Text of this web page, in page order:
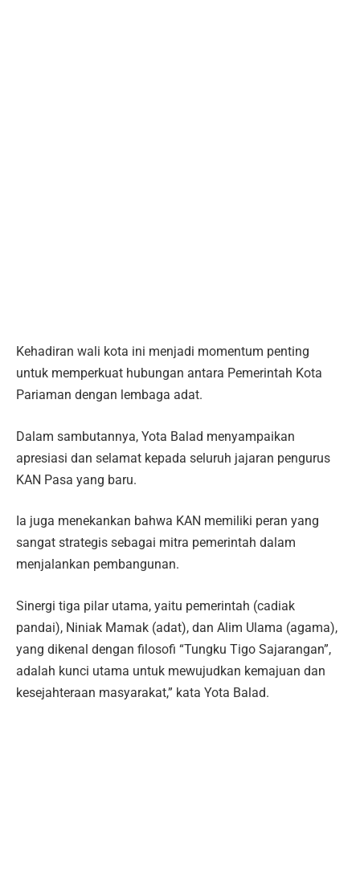
Kehadiran wali kota ini menjadi momentum penting
untuk memperkuat hubungan antara Pemerintah Kota
Pariaman dengan lembaga adat.
Dalam sambutannya, Yota Balad menyampaikan
apresiasi dan selamat kepada seluruh jajaran pengurus
KAN Pasa yang baru.
Ia juga menekankan bahwa KAN memiliki peran yang
sangat strategis sebagai mitra pemerintah dalam
menjalankan pembangunan.
Sinergi tiga pilar utama, yaitu pemerintah (cadiak
pandai), Niniak Mamak (adat), dan Alim Ulama (agama),
yang dikenal dengan filosofi “Tungku Tigo Sajarangan”,
adalah kunci utama untuk mewujudkan kemajuan dan
kesejahteraan masyarakat,” kata Yota Balad.